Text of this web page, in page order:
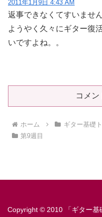
2011年1月9日 4:43 AM
返事できなくてすいませ
ようやく久々にギター復
いですよね。。
コメン
ホーム ギター基礎
第9週目
Copyright © 2010 「ギター基